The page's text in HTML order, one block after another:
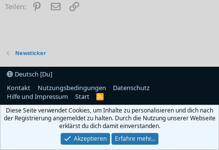
Teilen: PinterestE-Mail
Newsticker
Deutsch [Du]
Kontakt
Nutzungsbedingungen
Datenschutz
Hilfe und Impressum
Start
R
S
Diese Seite verwendet Cookies, um Inhalte zu personalisieren und dich nach
der Registrierung angemeldet zu halten. Durch die Nutzung unserer Webseite
erklärst du dich damit einverstanden.
Akzeptieren
Erfahre mehr…